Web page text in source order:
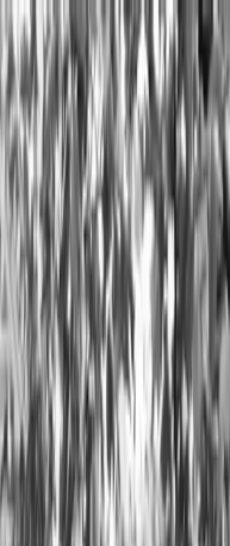
prestataires, inspiration...
prestataires, inspiration...